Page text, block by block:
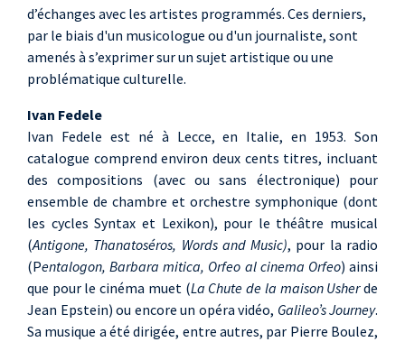
d’échanges avec les artistes programmés. Ces derniers,
par le biais d'un musicologue ou d'un journaliste, sont
amenés à s’exprimer sur un sujet artistique ou une
problématique culturelle.
Ivan Fedele
Ivan Fedele est né à Lecce, en Italie, en 1953. Son
catalogue comprend environ deux cents titres, incluant
des compositions (avec ou sans électronique) pour
ensemble de chambre et orchestre symphonique (dont
les cycles Syntax et Lexikon), pour le théâtre musical
(Antigone, Thanatoséros, Words and Music), pour la radio
(Pentalogon, Barbara mitica, Orfeo al cinema Orfeo) ainsi
que pour le cinéma muet (La Chute de la maison Usherde
Jean Epstein) ou encore un opéra vidéo, Galileo’s Journey.
Sa musique a été dirigée, entre autres, par Pierre Boulez,